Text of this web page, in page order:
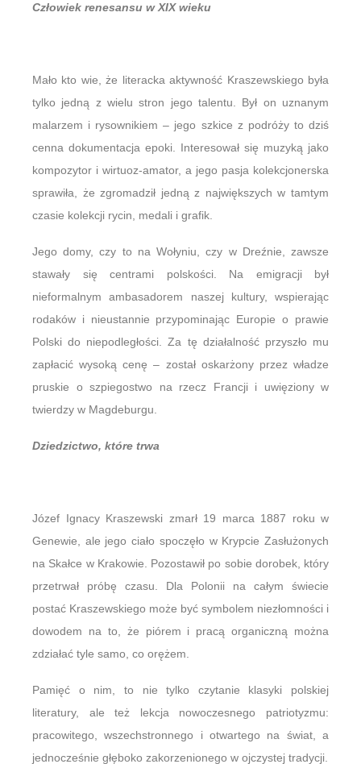
Człowiek renesansu w XIX wieku
Mało kto wie, że literacka aktywność Kraszewskiego była
tylko jedną z wielu stron jego talentu. Był on uznanym
malarzem i rysownikiem – jego szkice z podróży to dziś
cenna dokumentacja epoki. Interesował się muzyką jako
kompozytor i wirtuoz-amator, a jego pasja kolekcjonerska
sprawiła, że zgromadził jedną z największych w tamtym
czasie kolekcji rycin, medali i grafik.
Jego domy, czy to na Wołyniu, czy w Dreźnie, zawsze
stawały się centrami polskości. Na emigracji był
nieformalnym ambasadorem naszej kultury, wspierając
rodaków i nieustannie przypominając Europie o prawie
Polski do niepodległości. Za tę działalność przyszło mu
zapłacić wysoką cenę – został oskarżony przez władze
pruskie o szpiegostwo na rzecz Francji i uwięziony w
twierdzy w Magdeburgu.
Dziedzictwo, które trwa
Józef Ignacy Kraszewski zmarł 19 marca 1887 roku w
Genewie, ale jego ciało spoczęło w Krypcie Zasłużonych
na Skałce w Krakowie. Pozostawił po sobie dorobek, który
przetrwał próbę czasu. Dla Polonii na całym świecie
postać Kraszewskiego może być symbolem niezłomności i
dowodem na to, że piórem i pracą organiczną można
zdziałać tyle samo, co orężem.
Pamięć o nim, to nie tylko czytanie klasyki polskiej
literatury, ale też lekcja nowoczesnego patriotyzmu:
pracowitego, wszechstronnego i otwartego na świat, a
jednocześnie głęboko zakorzenionego w ojczystej tradycji.